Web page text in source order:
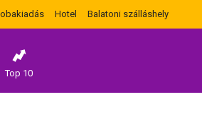
Hotel Balatoni szálláshely
Top 10